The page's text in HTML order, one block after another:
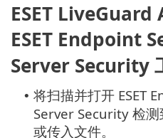
ESET
ESET Endpoint
Server Security
• 将扫描并打开 ESET
Server Security 检
或传入文件。